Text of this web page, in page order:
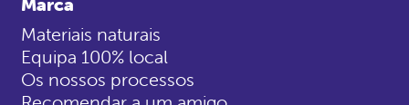
Materiais naturais
Equipa 100% local
Os nossos processos